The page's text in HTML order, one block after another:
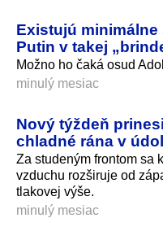
Existujú
Putin v takej
Možno ho čaká osud
minulý mesiac
Nový týždeň
chladné rána v
Za studeným frontom sa
vzduchu rozširuje od
tlakovej výše.
minulý mesiac